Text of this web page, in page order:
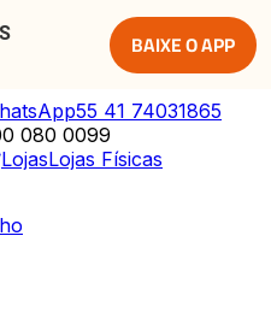
BAIXE O APP
55 41 74031865
080 0099
LojasLojas Físicas